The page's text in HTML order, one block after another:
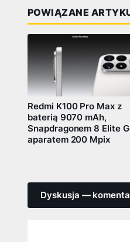
POWIĄZANE
Redmi K100 Pro Max z
baterią 9070 mAh,
Snapdragonem 8 Elite
aparatem 200 Mpix
Dyskusja —